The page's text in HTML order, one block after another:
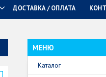
ДОСТАВКА / ОПЛАТА
Каталог